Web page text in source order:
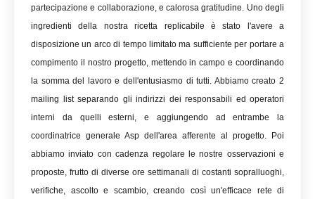
partecipazione e collaborazione, e calorosa gratitudine. Uno degli
ingredienti della nostra ricetta replicabile è stato l'avere a
disposizione un arco di tempo limitato ma sufficiente per portare a
compimento il nostro progetto, mettendo in campo e coordinando
la somma del lavoro e dell'entusiasmo di tutti. Abbiamo creato 2
mailing list separando gli indirizzi dei responsabili ed operatori
interni da quelli esterni, e aggiungendo ad entrambe la
coordinatrice generale Asp dell'area afferente al progetto. Poi
abbiamo inviato con cadenza regolare le nostre osservazioni e
proposte, frutto di diverse ore settimanali di costanti sopralluoghi,
verifiche, ascolto e scambio, creando così un'efficace rete di